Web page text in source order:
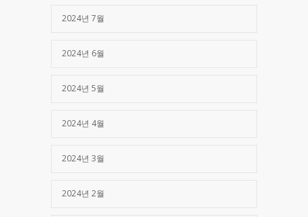
2024년 7월
2024년 6월
2024년 5월
2024년 4월
2024년 3월
2024년 2월